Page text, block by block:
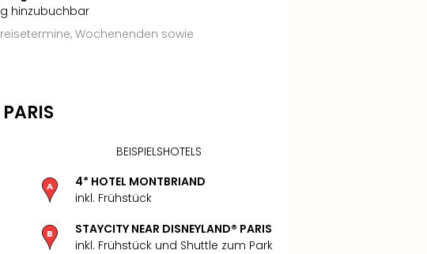
hinzubuchbar
Wochenenden sowie
BEISPIELSHOTELS
4* HOTEL MONTBRIAND
inkl. Frühstück
STAYCITY NEAR DISNEYLAND® PARIS
inkl. Frühstück und Shuttle zum Park